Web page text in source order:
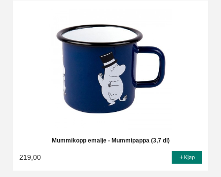
Mummikopp emalje - Mummipappa (3,7 dl)
219,00 Kjøp